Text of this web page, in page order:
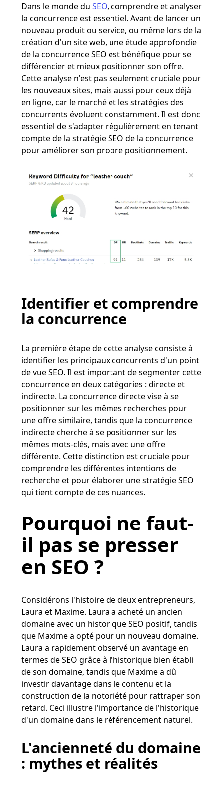
Dans le monde du SEO, comprendre et analyser
la concurrence est essentiel. Avant de lancer un
nouveau produit ou service, ou même lors de la
création d'un site web, une étude approfondie
de la concurrence SEO est bénéfique pour se
différencier et mieux positionner son offre.
Cette analyse n'est pas seulement cruciale pour
les nouveaux sites, mais aussi pour ceux déjà
en ligne, car le marché et les stratégies des
concurrents évoluent constamment. Il est donc
essentiel de s'adapter régulièrement en tenant
compte de la stratégie SEO de la concurrence
pour améliorer son propre positionnement​​.
Identifier et comprendre
la concurrence
La première étape de cette analyse consiste à
identifier les principaux concurrents d'un point
de vue SEO. Il est important de segmenter cette
concurrence en deux catégories : directe et
indirecte. La concurrence directe vise à se
positionner sur les mêmes recherches pour
une offre similaire, tandis que la concurrence
indirecte cherche à se positionner sur les
mêmes mots-clés, mais avec une offre
différente. Cette distinction est cruciale pour
comprendre les différentes intentions de
recherche et pour élaborer une stratégie SEO
qui tient compte de ces nuances​​.
Pourquoi ne faut-
il pas se presser
en SEO ?
Considérons l'histoire de deux entrepreneurs,
Laura et Maxime. Laura a acheté un ancien
domaine avec un historique SEO positif, tandis
que Maxime a opté pour un nouveau domaine.
Laura a rapidement observé un avantage en
termes de SEO grâce à l'historique bien établi
de son domaine, tandis que Maxime a dû
investir davantage dans le contenu et la
construction de la notoriété pour rattraper son
retard. Ceci illustre l'importance de l'historique
d'un domaine dans le référencement naturel.
L'ancienneté du domaine
: mythes et réalités